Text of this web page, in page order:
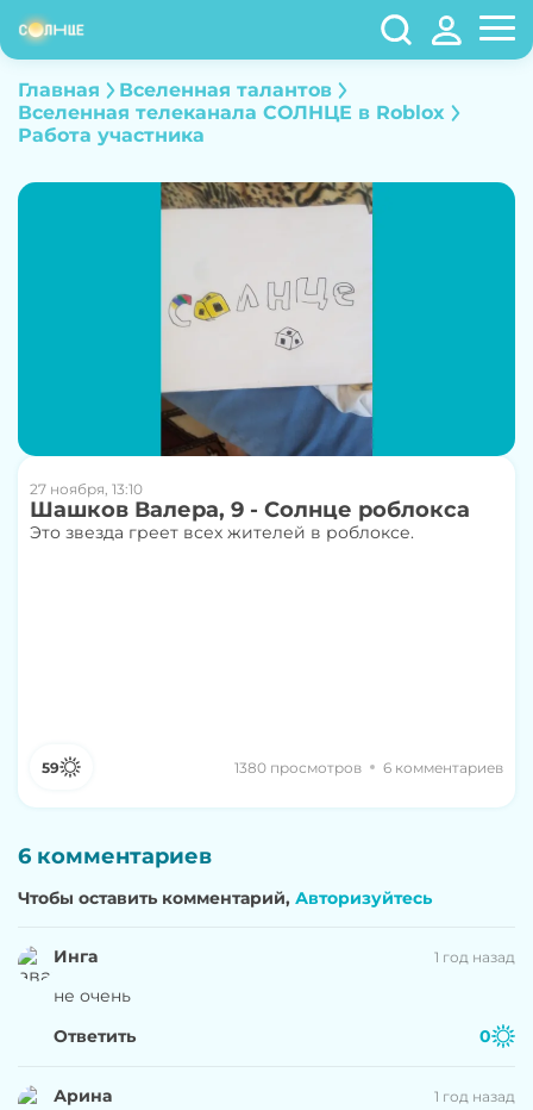
Главная
Вселенная талантов
Вселенная телеканала СОЛНЦЕ в Roblox
Работа участника
27 ноября, 13:10
Шашков Валера, 9 - Солнце роблокса
Это звезда греет всех жителей в роблоксе.
59 1380 просмотров 6 комментариев
6 комментариев
Чтобы оставить комментарий, Авторизуйтесь
Инга 1 год назад
не очень
Ответить
0
Арина 1 год назад